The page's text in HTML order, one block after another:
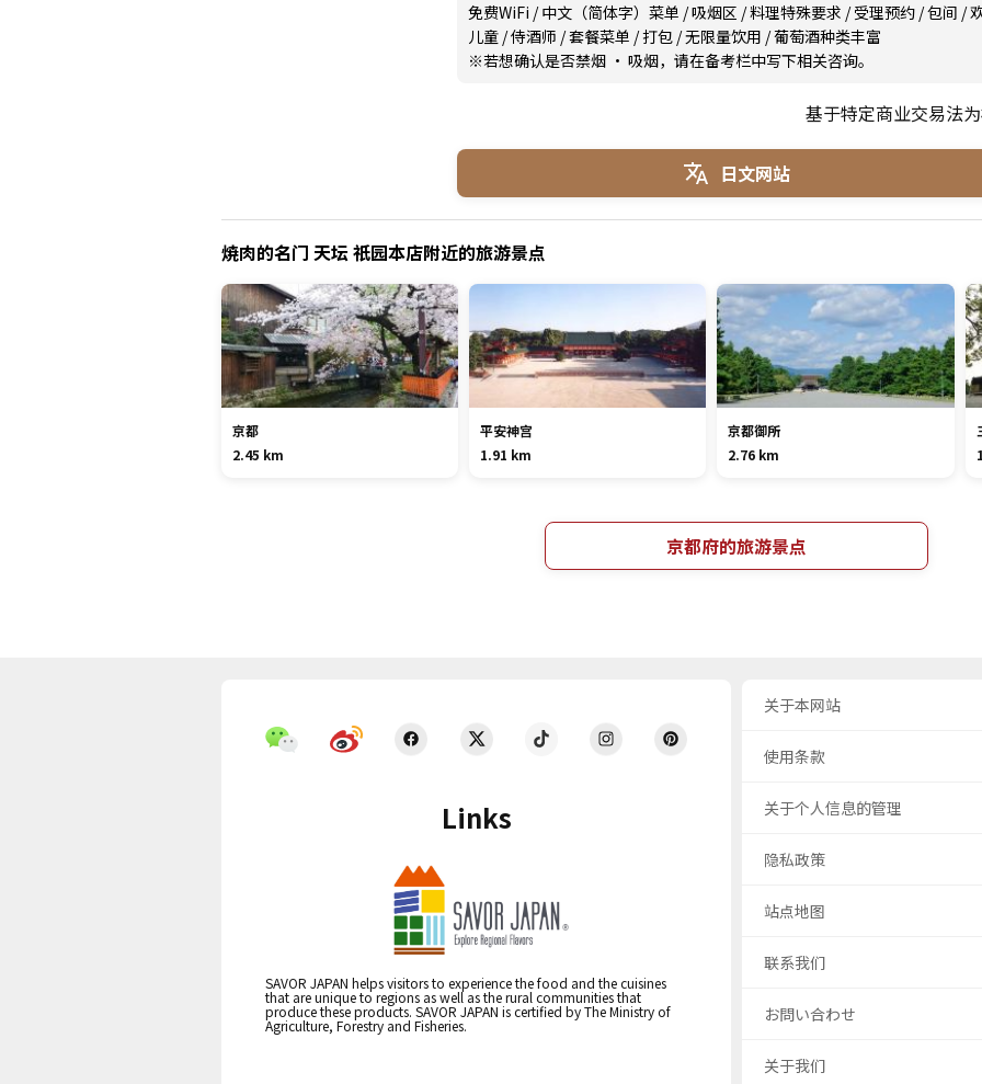
免费WiFi /中文（简体字）菜单 /吸烟区 /料理特殊要求 /受理预约 /包间 /
儿童 /侍酒师 /套餐菜单 /打包 /无限量饮用 /葡萄酒种类丰富
※若想确认是否禁烟 · 吸烟，请在备考栏中写下相关咨询。
基于特定商业交易法
日文网站
焼肉的名门 天坛 祇园本店附近的旅游景点
京都
2.45 km
平安神宫
1.91 km
京都御所
2.76 km
京都府的旅游景点
Links
SAVOR JAPAN helps visitors to experience the food and the cuisines
that are unique to regions as well as the rural communities that
produce these products. SAVOR JAPAN is certified by The Ministry of
Agriculture, Forestry and Fisheries.
关于本网站
使用条款
关于个人信息的管理
隐私政策
站点地图
联系我们
お問い合わせ
关于我们